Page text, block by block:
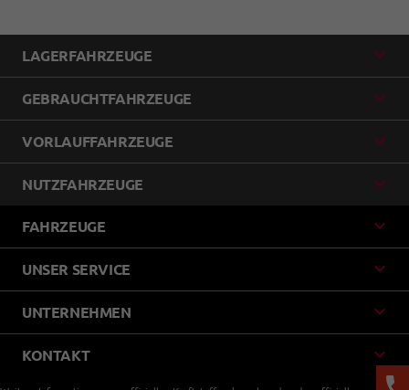
LAGERFAHRZEUGE
GEBRAUCHTFAHRZEUGE
VORLAUFFAHRZEUGE
NUTZFAHRZEUGE
FAHRZEUGE
UNSER SERVICE
UNTERNEHMEN
KONTAKT